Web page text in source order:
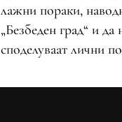
лажни пораки,
„Безбеден град“ и да
споделуваат лични